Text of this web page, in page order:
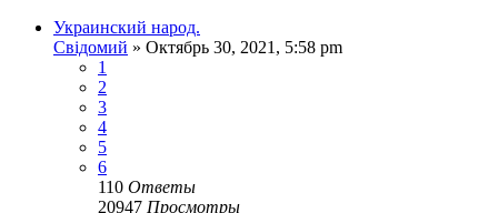
Украинский народ.
Свідомий » Октябрь 30, 2021, 5:58 pm
1
2
3
4
5
6
110 Ответы
20947 Просмотры